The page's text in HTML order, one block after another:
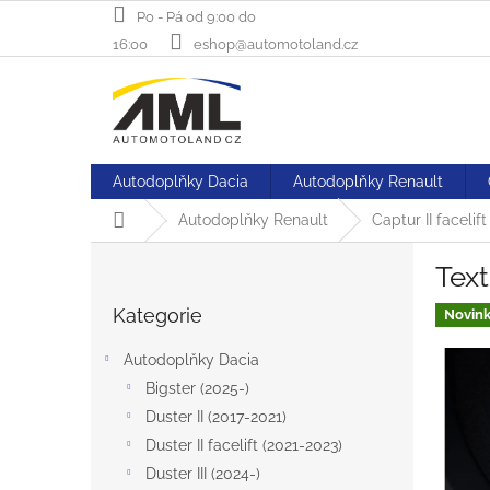
Po - Pá od 9:00 do
16:00
eshop@automotoland.cz
Autodoplňky Dacia Autodoplňky Renault
Domů Autodoplňky Renault Captur II facelift
kategorie
Kategorie
Autodoplňky Dacia
Bigster (2025-)
Duster II (2017-2021)
Duster II facelift (2021-2023)
Duster III (2024-)